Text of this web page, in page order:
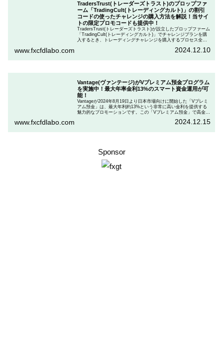
TradersTrust(トレーダーズトラスト)のプロップファ
ーム「TradingCult(トレーディングカルト)」の割引
コードの使ったチャレンジの購入方法を解説！当サイ
トの限定プロモコードも提供中！
TradersTrust(トレーダーズトラスト)が設立したプロップファーム
「TradingCult(トレーディングカルト)」でチャレンジプランを購
入するとき、トレーディングチャレンジを購入するプロセス全体
ます。さらに、TradingCultがほぼ定期的に実施している割引コー
www.fxcfdlabo.com 2024.12.10
Vantage(ヴァンテージ)がVプレミアム預金プログラム
を実施中！最大年率金利13%のスマート資金運用が可
能！
Vantageが2024年8月19日より日本市場向けに開始した「Vプレミ
アム預金」は、最大年利約13%という非常に高い金利を提供する
魅力的なプロモーションです。この「Vプレミアム預金」で高金利
「Vプレミアム預金」を行いたい人は、この記事をしっかりと読ん
www.fxcfdlabo.com 2024.12.15
Sponsor